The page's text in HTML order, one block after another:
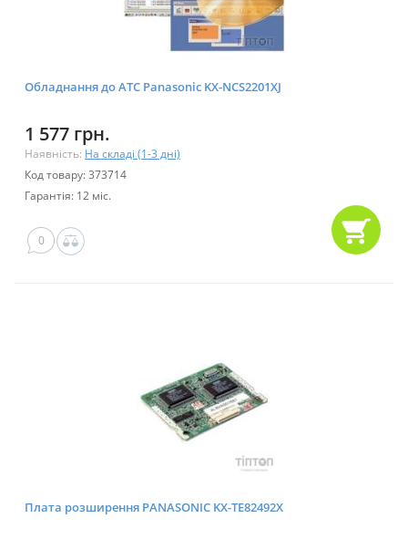
Обладнання до АТС Panasonic KX-NCS2201XJ
1 577 грн.
Наявність: На складі (1-3 дні)
Код товару: 373714
Гарантія: 12 міс.
0
Плата розширення PANASONIC KX-TE82492X